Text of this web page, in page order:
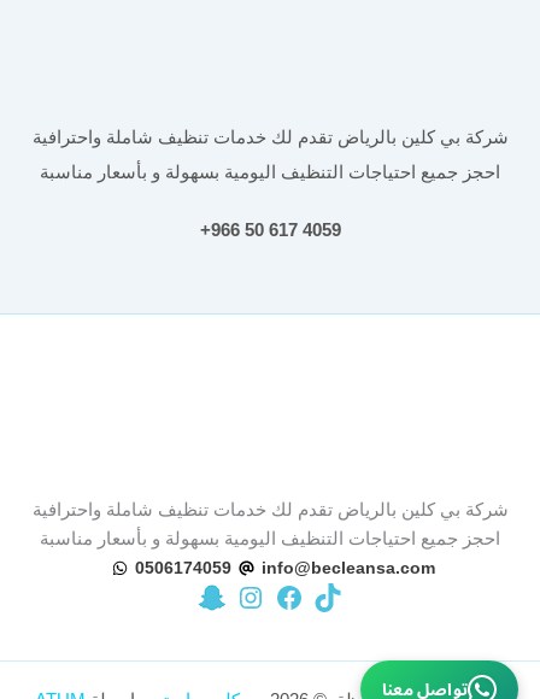
شركة بي كلين بالرياض تقدم لك خدمات تنظيف شاملة واحترافية
احجز جميع احتياجات التنظيف اليومية بسهولة و بأسعار مناسبة
4059 617 50 966+
شركة بي كلين بالرياض تقدم لك خدمات تنظيف شاملة واحترافية
احجز جميع احتياجات التنظيف اليومية بسهولة و بأسعار مناسبة
info@becleansa.com
0506174059
تيك توكزيارة صفحة بي كلين على فيسبوك
زيارة حساب بي كلين على إنستجرام
زيارة حساب بي كلين على سناب شات
تواصل معنا